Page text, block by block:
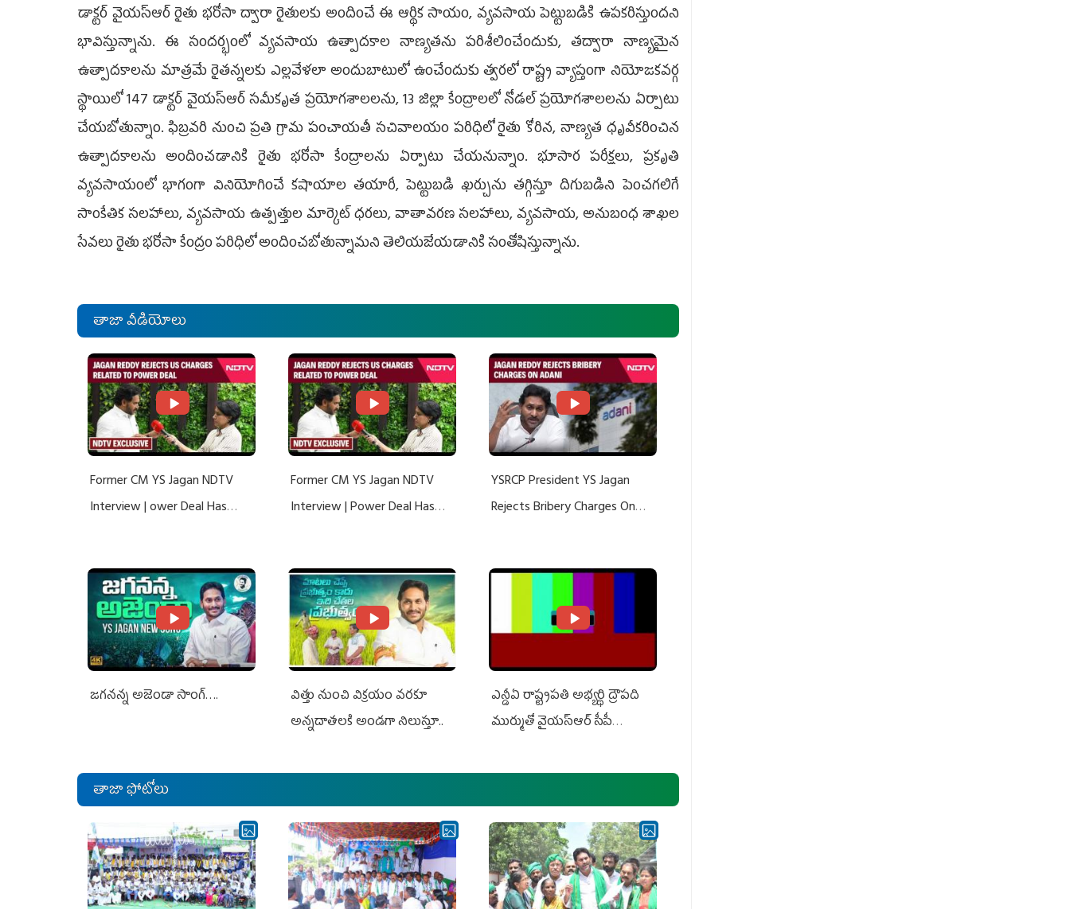
డాక్టర్‌ వైయస్‌ఆర్‌ రైతు భరోసా ద్వారా రైతులకు అందించే ఈ ఆర్థిక సాయం, వ్యవసాయ పెట్టుబడికి ఉపకరిస్తుందని
భావిస్తున్నాను. ఈ సందర్భంలో వ్యవసాయ ఉత్పాదకాల నాణ్యతను పరిశీలించేందుకు, తద్వారా నాణ్యమైన
ఉత్పాదకాలను మాత్రమే రైతన్నలకు ఎల్లవేళలా అందుబాటులో ఉంచేందుకు త్వరలో రాష్ట్ర వ్యాప్తంగా నియోజకవర్గ
స్థాయిలో 147 డాక్టర్‌ వైయస్‌ఆర్‌ సమీకృత ప్రయోగశాలలను, 13 జిల్లా కేంద్రాలలో నోడల్‌ ప్రయోగశాలలను ఏర్పాటు
చేయబోతున్నాం. ఫిబ్రవరి నుంచి ప్రతి గ్రామ పంచాయతీ సచివాలయం పరిధిలో రైతు కోరిన, నాణ్యత ధృవీకరించిన
ఉత్పాదకాలను అందించడానికి రైతు భరోసా కేంద్రాలను ఏర్పాటు చేయనున్నాం. భూసార పరీక్షలు, ప్రకృతి
వ్యవసాయంలో భాగంగా వినియోగించే కషాయాల తయారీ, పెట్టుబడి ఖర్చును తగ్గిస్తూ దిగుబడిని పెంచగలిగే
సాంకేతిక సలహాలు, వ్యవసాయ ఉత్పత్తుల మార్కెట్‌ ధరలు, వాతావరణ సలహాలు, వ్యవసాయ, అనుబంధ శాఖల
సేవలు రైతు భరోసా కేంద్రం పరిధిలో అందించబోతున్నామని తెలియజేయడానికి సంతోషిస్తున్నాను.
తాజా వీడియోలు
Former CM YS Jagan NDTV
Interview | ower Deal Has
Former CM YS Jagan NDTV
Interview | Power Deal Has
YSRCP President YS Jagan
Rejects Bribery Charges On
జగనన్న అజెండా సాంగ్….
విత్తు నుంచి విక్రయం వరకూ
అన్నదాతలకి అండగా నిలుస్తూ..
ఎన్డీఏ రాష్ట్ర‌ప‌తి అభ్య‌ర్థి ద్రౌప‌ది
ముర్ముతో వైయ‌స్ఆర్ సీపీ
ఎమ్మెల్యేలు, ఎంపీల స‌మావేశం
తాజా ఫోటోలు